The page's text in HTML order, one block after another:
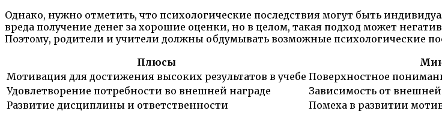
Однако, нужно отметить, что психологические последствия могут быть
вреда получение денег за хорошие оценки, но в целом, такая подход может
Поэтому, родители и учители должны обдумывать возможные психологические
Плюсы
Мотивация для достижения высоких результатов в учебе Поверхностное
Удовлетворение потребности во внешней награде
Зависимость от
Развитие дисциплины и ответственности
Помеха в развитии